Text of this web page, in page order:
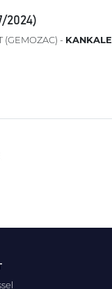
2024)
(GEMOZAC) - KANKALE